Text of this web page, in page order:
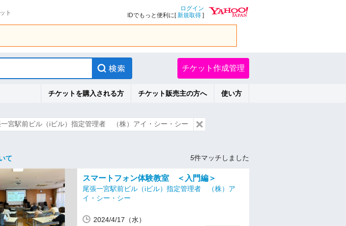
ト
ログイン
IDでもっと便利に[新規取得 ]
チケット作成管理
チケットを購入される方 チケット販売主の方へ 使い方
一宮駅前ビル（iビル）指定管理者 （株）アイ・シー・シー
て 5件マッチしました
スマートフォン体験教室 ＜入門編＞
尾張一宮駅前ビル（iビル）指定管理者 （株）ア
イ・シー・シー
2024/4/17（水）